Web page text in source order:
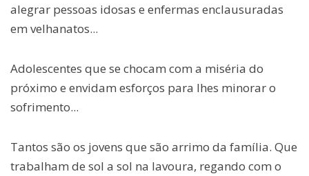
alegrar pessoas idosas e enfermas enclausuradas
em velhanatos...
Adolescentes que se chocam com a miséria do
próximo e envidam esforços para lhes minorar o
sofrimento...
Tantos são os jovens que são arrimo da família. Que
trabalham de sol a sol na lavoura, regando com o